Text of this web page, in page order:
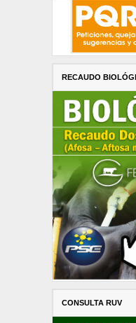
RECAUDO
CONSULTA RUV